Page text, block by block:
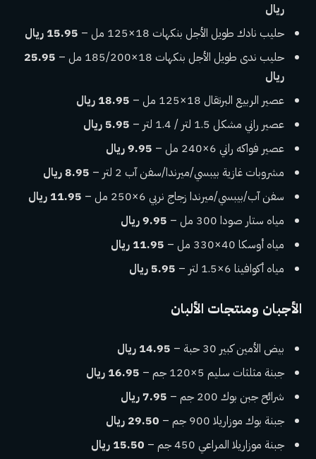
ريال
حليب نادك طويل الأجل بنكهات 18×125 مل –
15.95 ريال
حليب ندى طويل الأجل بنكهات 18×185/200 مل –
25.95
ريال
عصير الربيع البرتقال 18×125 مل –
18.95 ريال
عصير راني مشكل 1.5 لتر / 1.4 لتر –
5.95 ريال
عصير فواكه راني 6×240 مل –
9.95 ريال
مشروبات غازية بيبسي/ميرندا/سفن آب 2 لتر –
8.95 ريال
سفن آب/بيبسي/ميرندا زجاج نربي 6×250 مل –
11.95 ريال
مياه ستار صودا 300 مل –
9.95 ريال
مياه أوسكا 40×330 مل –
11.95 ريال
مياه أكوافينا 6×1.5 لتر –
5.95 ريال
الأجبان ومنتجات الألبان
بيض الأمين كبير 30 حبة –
14.95 ريال
جبنة مثلثات سليم 5×120 جم –
16.95 ريال
شرائح جبن بوك 200 جم –
7.95 ريال
جبنة بوك موزاريلا 900 جم –
29.50 ريال
جبنة موزاريلا المراعي 450 جم –
15.50 ريال